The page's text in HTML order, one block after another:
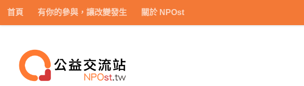
Skip to content
首頁 有你的參與，讓改變發生 關於 NPOst